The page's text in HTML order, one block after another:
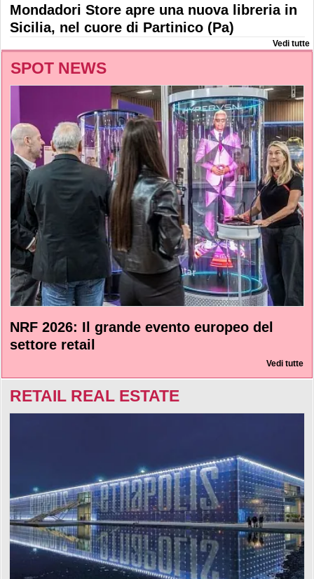
Mondadori Store apre una nuova libreria in
Sicilia, nel cuore di Partinico (Pa)
Vedi tutte
SPOT NEWS
NRF 2026: Il grande evento europeo del
settore retail
Vedi tutte
RETAIL REAL ESTATE